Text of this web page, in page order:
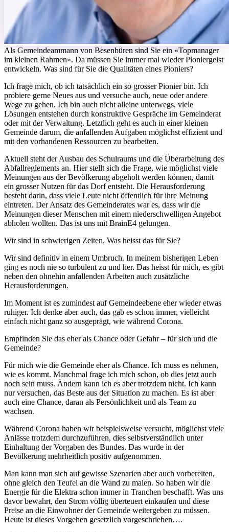
Als Gemeindeammann von Besenbüren sind Sie ein «Topmanager
im kleinen Rahmen». Da müssen Sie immer mal wieder Pioniergeist
entwickeln. Was sind für Sie die Qualitäten eines Pioniers?
Ich frage mich, ob ich tatsächlich ein so grosser Pionier bin. Ich
probiere gerne Neues aus und versuche auch, neue oder andere
Wege zu gehen. Ich bin auch nicht alleine unterwegs, viele
Lösungen entstehen durch konstruktive Gespräche im Gemeinderat
oder mit der Verwaltung. Letztlich geht es auch in einer kleinen
Gemeinde darum, die anfallenden Aufgaben möglichst effizient und
mit den vorhandenen Ressourcen zu bearbeiten.
Aktuell steht der Ausbau des Schulraums und die Überarbeitung des
Abfallreglements an. Hier stellt sich die Frage, wie möglichst viele
Meinungen aus der Bevölkerung abgeholt werden können, damit
ein grosser Nutzen für das Dorf entsteht. Die Herausforderung
besteht darin, dass viele Leute nicht öffentlich für ihre Meinung
eintreten. Der Ansatz des Gemeinderates war es, dass wir die
Meinungen dieser Menschen mit einem niederschwelligen Angebot
abholen wollten. Das ist uns mit BrainE4 gelungen.
Wir sind in schwierigen Zeiten. Was heisst das für Sie?
Wir sind definitiv in einem Umbruch. In meinem bisherigen Leben
ging es noch nie so turbulent zu und her. Das heisst für mich, es gibt
neben den ohnehin anfallenden Arbeiten auch zusätzliche
Herausforderungen.
Im Moment ist es zumindest auf Gemeindeebene eher wieder etwas
ruhiger. Ich denke aber auch, das gab es schon immer, vielleicht
einfach nicht ganz so ausgeprägt, wie während Corona.
Empfinden Sie das eher als Chance oder Gefahr – für sich und die
Gemeinde?
Für mich wie die Gemeinde eher als Chance. Ich muss es nehmen,
wie es kommt. Manchmal frage ich mich schon, ob dies jetzt auch
noch sein muss. Ändern kann ich es aber trotzdem nicht. Ich kann
nur versuchen, das Beste aus der Situation zu machen. Es ist aber
auch eine Chance, daran als Persönlichkeit und als Team zu
wachsen.
Während Corona haben wir beispielsweise versucht, möglichst viele
Anlässe trotzdem durchzuführen, dies selbstverständlich unter
Einhaltung der Vorgaben des Bundes. Das wurde in der
Bevölkerung mehrheitlich positiv aufgenommen.
Man kann man sich auf gewisse Szenarien aber auch vorbereiten,
ohne gleich den Teufel an die Wand zu malen. So haben wir die
Energie für die Elektra schon immer in Tranchen beschafft. Was uns
davor bewahrt, den Strom völlig überteuert einkaufen und diese
Preise an die Einwohner der Gemeinde weitergeben zu müssen.
Heute ist dieses Vorgehen gesetzlich vorgeschrieben….